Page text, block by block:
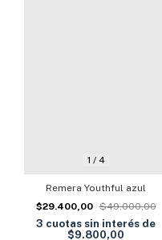
1 / 4
Remera Youthful azul
$29.400,00 $49.000,00
3 cuotas sin interés de
$9.800,00